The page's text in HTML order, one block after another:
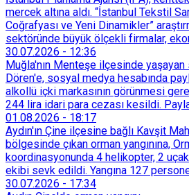
mercek altına aldı. “İstanbul Tekstil
Coğrafyası ve Yeni Dinamikler”
sektöründe büyük ölçekli firmalar,
İstanbul’dan devlet destekli teşvik
Trakya’daki OSB’lere taşınmaya
küçük ölçekli üretim merkezleri de
Sultançiftliği, Esenyurt, Arnavutköy
ilçelere yöneldi.
30.07.2026 - 12:36
Muğla'nın Menteşe ilçesinde
Dören'e, sosyal medya hesabında
alkollü içki markasının görünmesi
244 lira idari para cezası kesildi.
taşımadığını savunan Dören, cezanın
başvurdu.
01.08.2026 - 18:17
Aydın'ın Çine ilçesine bağlı Kavşit
bölgesinde çıkan orman yangınına,
koordinasyonunda 4 helikopter, 2
ekibi sevk edildi. Yangına 127
30.07.2026 - 17:34